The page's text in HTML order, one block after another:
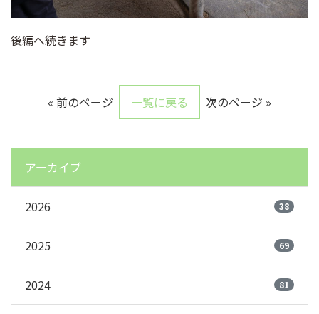
後編へ続きます
« 前のページ 一覧に戻る 次のページ »
アーカイブ
2026 38
2025 69
2024 81